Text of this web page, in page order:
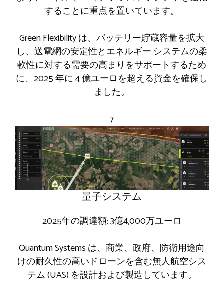
することに重点を置いています。
Green Flexibility は、バッテリー貯蔵容量を拡大
し、送電網の安定性とエネルギー システムの柔
軟性に対する需要の高まりをサポートするため
に、2025 年に 4 億ユーロを超える資金を確保し
ました。
7
量子システム
2025年の調達額: 3億4,000万ユーロ
Quantum Systems は、商業、政府、防衛用途向
けの耐久性の高いドローンを含む無人航空シス
テム (UAS) を設計および製造しています。